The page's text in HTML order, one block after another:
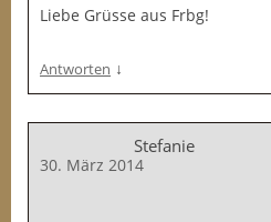
Liebe Grüsse aus Frbg!
Antworten ↓
Stefanie
30. März 2014